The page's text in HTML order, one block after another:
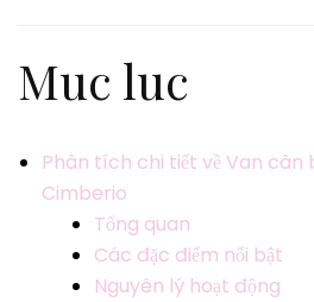
Muc luc
Phân tích chi tiết về Van cân
Cimberio
Tổng quan
Các đặc điểm nổi bật
Nguyên lý hoạt động